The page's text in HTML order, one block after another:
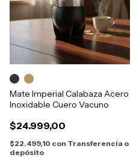
Mate Imperial Calabaza Acero
Inoxidable Cuero Vacuno
$24.999,00
$22.499,10 con Transferencia o
depósito